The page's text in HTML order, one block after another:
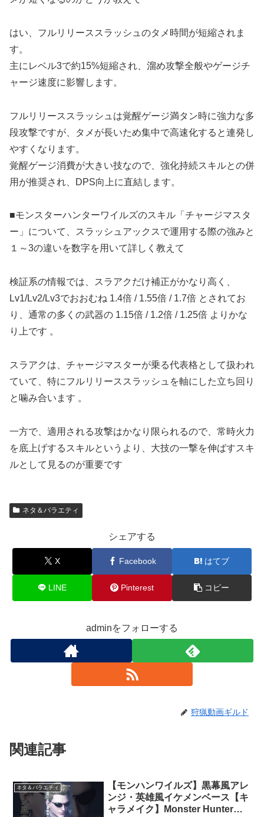
はい、フルリリーススラッシュのタメ時間が短縮されま
す。
主にレベル3で約15%短縮され、溜め攻撃全般やゲージチ
ャージ速度に影響します。
フルリリーススラッシュは覚醒ゲージ満タン時に強力な多
段攻撃ですが、タメが長いため集中で高速化すると連発し
やすくなります。
覚醒ゲージ消費が大きい技なので、強化持続スキルとの併
用が推奨され、DPS向上に直結します。
■モンスターハンターワイルズのスキル「チャージマスタ
ー」について、スラッシュアックスで運用する際の強みと
１～3の違いを数字を用いて詳しく教えて
検証系の情報では、スラアクだけ補正がかなり高く、
Lv1/Lv2/Lv3でおおむね 1.4倍 / 1.55倍 / 1.7倍 とされてお
り、通常の多くの武器の 1.15倍 / 1.2倍 / 1.25倍 よりかな
り上です 。
スラアクは、チャージマスターが乗る代表格として扱われ
ていて、特にフルリリーススラッシュを軸にした立ち回り
と噛み合います 。
一方で、適用される攻撃はかなり限られるので、常時火力
を底上げするスキルというより、大技の一撃を伸ばすスキ
ルとして見るのが重要です
ネタ＆バラエティ
シェアする
X Facebook はてブ
LINE Pinterest コピー
adminをフォローする
狩猟動画ギルド
関連記事
ネタ＆バラエティ
【モンハンワイルズ】黒幕風アレ
ンジ・英雄風イケメンベース【キ
ャラメイク】Monster Hunter